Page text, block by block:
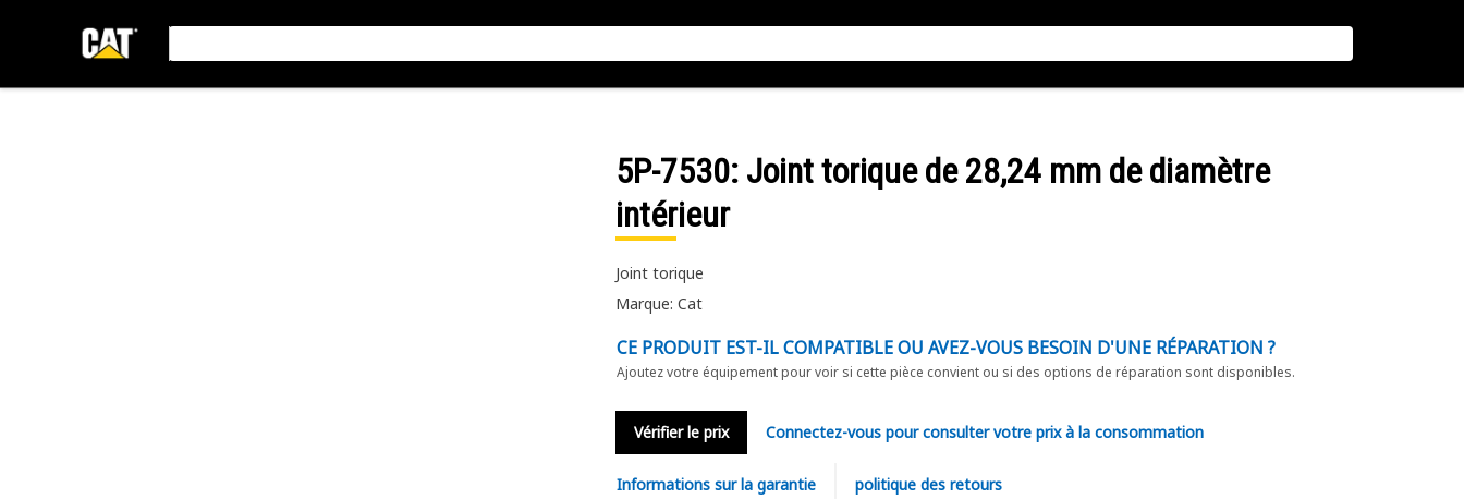
5P-7530: Joint torique de 28,24 mm de diamètre
intérieur
Joint torique
Marque: Cat
CE PRODUIT EST-IL COMPATIBLE OU AVEZ-VOUS BESOIN D'UNE RÉPARATION ?
Ajoutez votre équipement pour voir si cette pièce convient ou si des options de réparation sont disponibles.
Vérifier le prix Connectez-vous pour consulter votre prix à la consommation
Informations sur la garantie politique des retours